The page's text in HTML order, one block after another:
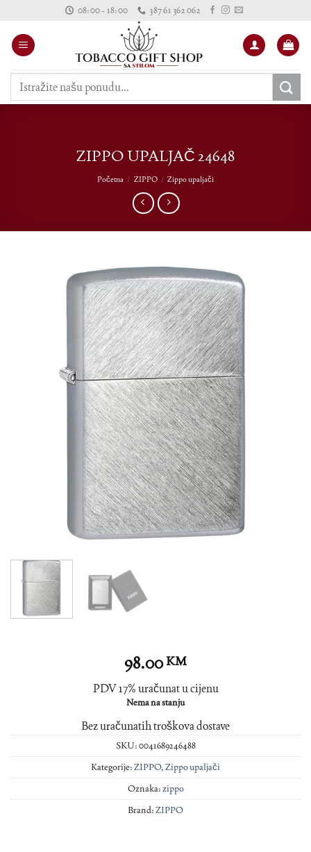
content
08:00 - 18:00 387 61 362 062
Pretraži:
ZIPPO UPALJAČ 24648
Početna / ZIPPO / Zippo upaljači
98.00KM
PDV 17% uračunat u cijenu
Nema na stanju
Bez uračunatih troškova dostave
SKU:0041689246488
Kategorije:ZIPPO,Zippo upaljači
Oznaka:zippo
Brand:ZIPPO